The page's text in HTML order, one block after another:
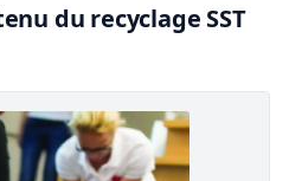
du recyclage SST